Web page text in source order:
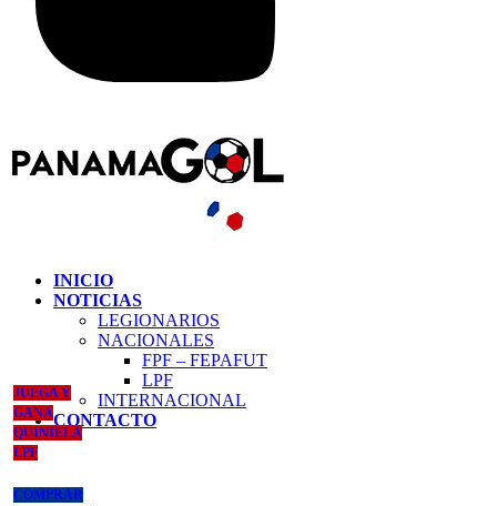
INICIO
NOTICIAS
LEGIONARIOS
NACIONALES
FPF – FEPAFUT
LPF
INTERNACIONAL
CONTACTO
JUEGA Y
GANA
QUINIELA
LPF
COMPRAR